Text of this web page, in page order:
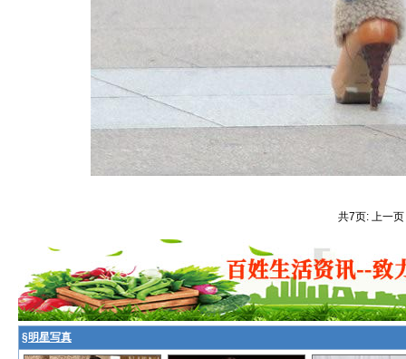
共7页: 上一
§明星写真